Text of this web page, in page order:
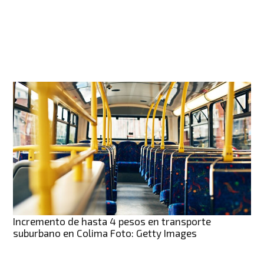
Incremento de hasta 4 pesos en transporte
suburbano en Colima Foto: Getty Images